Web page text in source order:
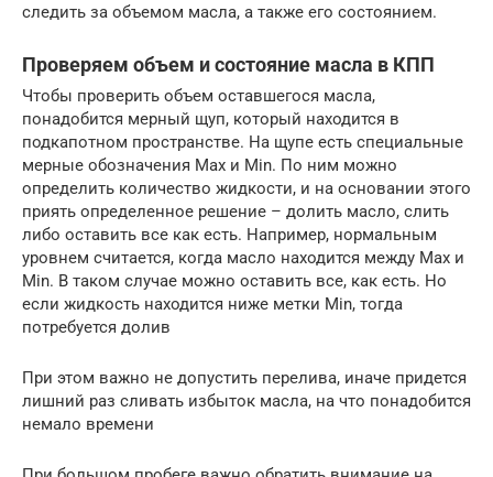
следить за объемом масла, а также его состоянием.
Проверяем объем и состояние масла в КПП
Чтобы проверить объем оставшегося масла,
понадобится мерный щуп, который находится в
подкапотном пространстве. На щупе есть специальные
мерные обозначения Max и Min. По ним можно
определить количество жидкости, и на основании этого
приять определенное решение – долить масло, слить
либо оставить все как есть. Например, нормальным
уровнем считается, когда масло находится между Max и
Min. В таком случае можно оставить все, как есть. Но
если жидкость находится ниже метки Min, тогда
потребуется долив
При этом важно не допустить перелива, иначе придется
лишний раз сливать избыток масла, на что понадобится
немало времени